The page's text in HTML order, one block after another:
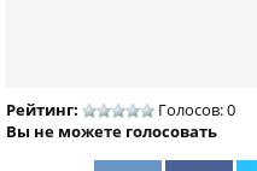
Рейтинг:
Голосов: 0
Вы не можете голосовать